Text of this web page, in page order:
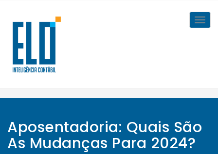
content
Aposentadoria: Quais São
As Mudanças Para 2024?